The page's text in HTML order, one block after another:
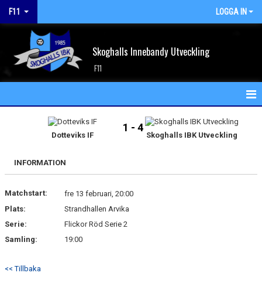
F11 LOGGA IN
Skoghalls Innebandy Utveckling
F11
KALENDER
MATCHER
BILDGALLERI
DOKUMENT
Dotteviks IF
1 - 4
Skoghalls IBK Utveckling
INFORMATION
Matchstart:
fre 13 februari, 20:00
Plats:
Strandhallen Arvika
Serie:
Flickor Röd Serie 2
Samling:
19:00
<< Tillbaka